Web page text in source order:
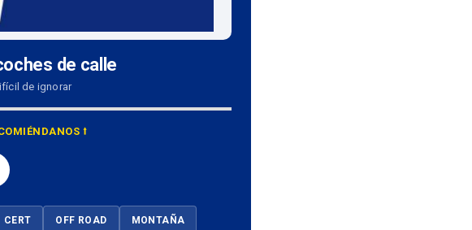
de calle
de ignorar
⭡
CERT OFF ROAD MONTAÑA